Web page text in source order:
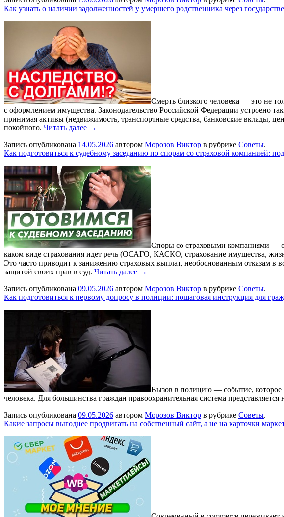
Как узнать о наличии задолженностей у умершего родственника через
Смерть близкого человека — это не
с оформлением имущества. Законодательство Российской Федерации устроено
принимая активы (недвижимость, транспортные средства, банковские вклады,
покойного. Читать далее →
Запись опубликована 14.05.2026 автором Морозов Виктор в рубрике Советы.
Как подготовиться к судебному заседанию по спорам со страховой компанией:
Споры со страховыми компаниями —
каком виде страхования идет речь (ОСАГО, КАСКО, страхование имущества,
Это часто приводит к занижению страховых выплат, необоснованным отказам в
защитой своих прав в суд. Читать далее →
Запись опубликована 09.05.2026 автором Морозов Виктор в рубрике Советы.
Как подготовиться к первому допросу в полиции: пошаговая инструкция для
Вызов в полицию — событие, которое
человека. Для большинства граждан правоохранительная система
Запись опубликована 09.05.2026 автором Морозов Виктор в рубрике Советы.
Какие запросы выгоднее продвигать на собственный сайт, а не на карточки